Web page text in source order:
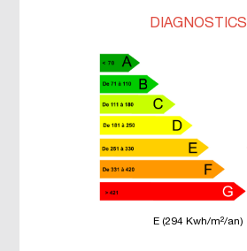
DIAGNOSTICS
E (294 Kwh/m²/an)